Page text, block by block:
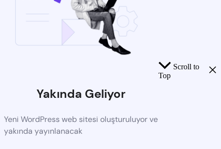
Yakında Geliyor
Yeni WordPress web sitesi oluşturuluyor ve
yakında yayınlanacak
Scroll to
Top